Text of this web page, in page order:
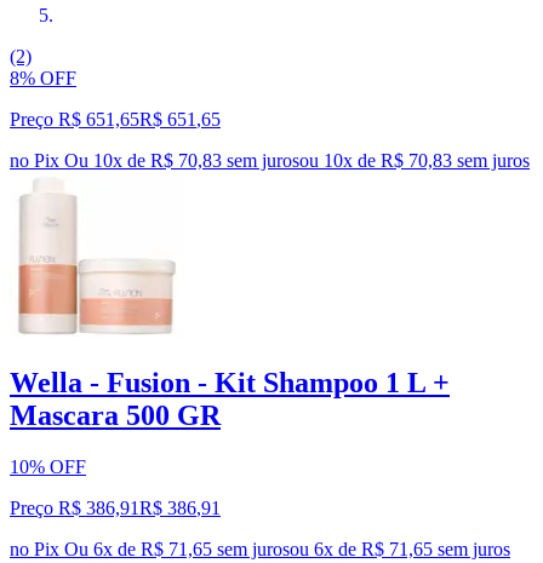
(2)
8% OFF
Preço R$ 651,65R$ 651 ,65
no Pix Ou 10x de R$ 70,83 sem jurosou 10x de R$ 70,83 sem juros
Wella - Fusion - Kit Shampoo 1 L +
Mascara 500 GR
10% OFF
Preço R$ 386,91R$ 386,91
no Pix Ou 6x de R$ 71,65 sem jurosou 6x de R$ 71,65 sem juros